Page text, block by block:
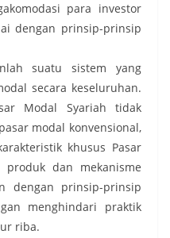
para investor
dengan prinsip-prinsip
suatu sistem yang
secara keseluruhan.
Modal Syariah tidak
modal konvensional,
khusus Pasar
dan mekanisme
dengan prinsip-prinsip
menghindari praktik
riba.